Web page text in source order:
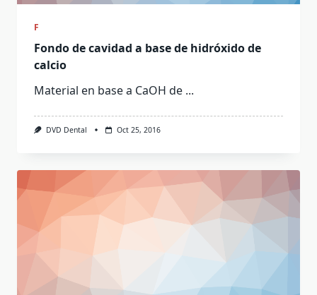
F
Fondo de cavidad a base de hidróxido de
calcio
Material en base a CaOH de ...
DVD Dental Oct 25, 2016